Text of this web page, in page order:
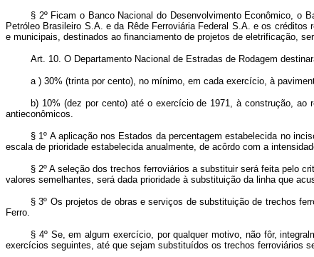
§ 2º Ficam o Banco Nacional do Desenvolvimento Econômico, o
Petróleo Brasileiro S.A. e da Rêde Ferroviária Federal S.A. e os
e municipais, destinados ao financiamento de projetos de eletrificação,
Art. 10. O Departamento Nacional de Estradas de Rodagem
a ) 30% (trinta por cento), no mínimo, em cada exercício, à
b) 10% (dez por cento) até o exercício de 1971, à construção, ao
antieconômicos.
§ 1º A aplicação nos Estados da percentagem estabelecida no
escala de prioridade estabelecida anualmente, de acôrdo com a
§ 2º A seleção dos trechos ferroviários a substituir será feita pelo
valores semelhantes, será dada prioridade à substituição da linha que
§ 3º Os projetos de obras e serviços de substituição de trechos
Ferro.
§ 4º Se, em algum exercício, por qualquer motivo, não fôr,
exercícios seguintes, até que sejam substituídos os trechos ferroviários